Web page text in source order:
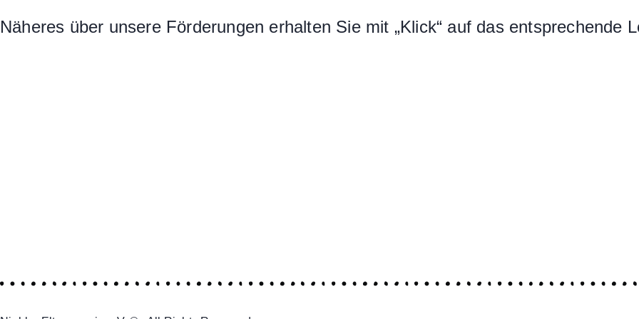
Näheres über unsere Förderungen erhalten Sie mit „Klick“ auf das entsprechende